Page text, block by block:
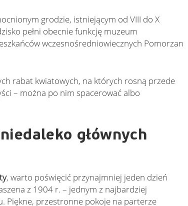
grodzie, istniejącym od VIII do X
pełni obecnie funkcję muzeum
wczesnośredniowiecznych Pomorzan
rabat kwiatowych, na których rosną przede
– można po nim spacerować albo
głównych
, warto poświęcić przynajmniej jeden dzień
z 1904 r. – jednym z najbardziej
Piękne, przestronne pokoje na parterze